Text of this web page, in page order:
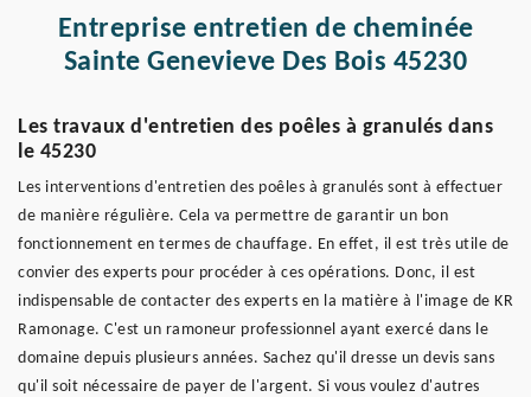
Entreprise entretien de cheminée
Sainte Genevieve Des Bois 45230
Les travaux d'entretien des poêles à granulés dans
le 45230
Les interventions d'entretien des poêles à granulés sont à effectuer
de manière régulière. Cela va permettre de garantir un bon
fonctionnement en termes de chauffage. En effet, il est très utile de
convier des experts pour procéder à ces opérations. Donc, il est
indispensable de contacter des experts en la matière à l'image de KR
Ramonage. C'est un ramoneur professionnel ayant exercé dans le
domaine depuis plusieurs années. Sachez qu'il dresse un devis sans
qu'il soit nécessaire de payer de l'argent. Si vous voulez d'autres